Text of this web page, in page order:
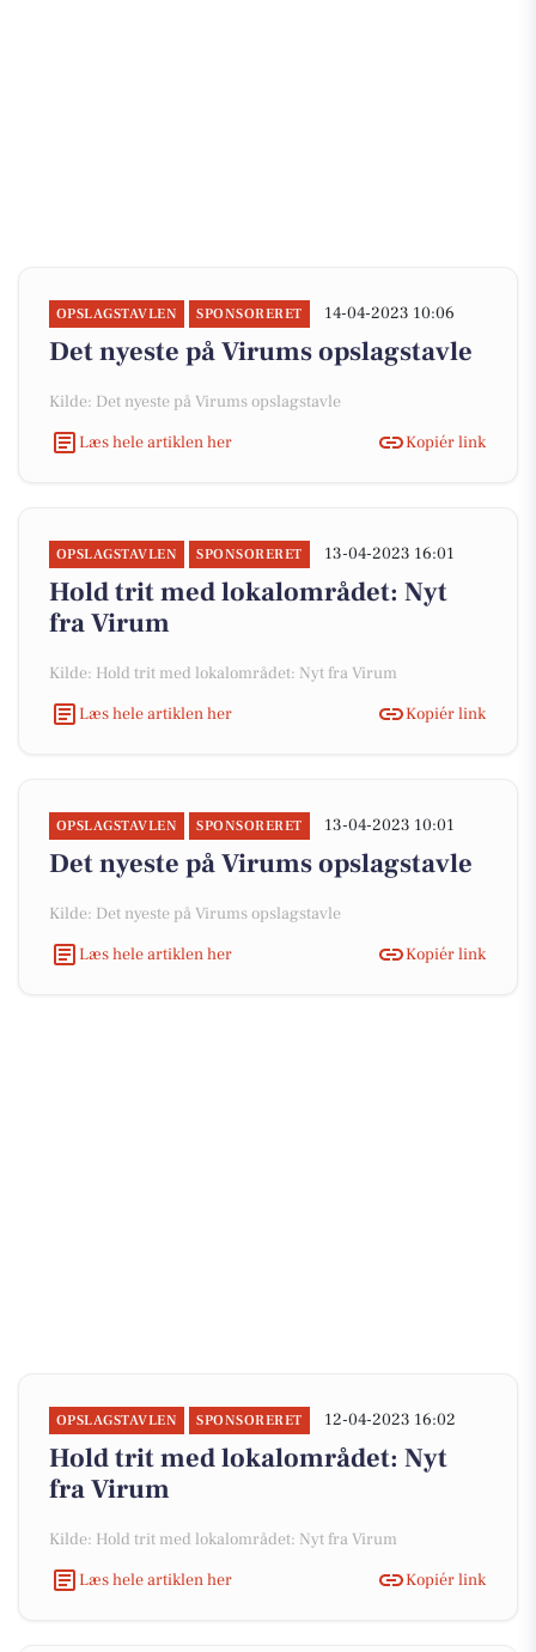
OPSLAGSTAVLEN SPONSORERET 14-04-2023 10:06
Det nyeste på Virums opslagstavle
Kilde: Det nyeste på Virums opslagstavle
Læs hele artiklen her
Kopiér link
OPSLAGSTAVLEN SPONSORERET 13-04-2023 16:01
Hold trit med lokalområdet: Nyt
fra Virum
Kilde: Hold trit med lokalområdet: Nyt fra Virum
Læs hele artiklen her
Kopiér link
OPSLAGSTAVLEN SPONSORERET 13-04-2023 10:01
Det nyeste på Virums opslagstavle
Kilde: Det nyeste på Virums opslagstavle
Læs hele artiklen her
Kopiér link
OPSLAGSTAVLEN SPONSORERET 12-04-2023 16:02
Hold trit med lokalområdet: Nyt
fra Virum
Kilde: Hold trit med lokalområdet: Nyt fra Virum
Læs hele artiklen her
Kopiér link